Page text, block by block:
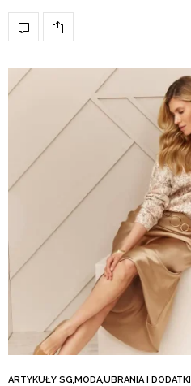
ARTYKUŁY SG,MODA,UBRANIA I DODATKI